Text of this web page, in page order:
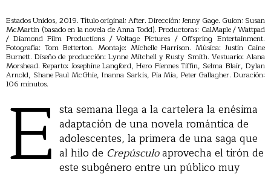
Estados Unidos, 2019. Título original: After. Dirección: Jenny Gage. Guion: Susan
McMartin (basado en la novela de Anna Todd). Productoras: CalMaple / Wattpad
/ Diamond Film Productions / Voltage Pictures / Offspring Entertainment.
Fotografía: Tom Betterton. Montaje: Michelle Harrison. Música: Justin Caine
Burnett. Diseño de producción: Lynne Mitchell y Rusty Smith. Vestuario: Alana
Morshead. Reparto: Josephine Langford, Hero Fiennes Tiffin, Selma Blair, Dylan
Arnold, Shane Paul McGhie, Inanna Sarkis, Pia Mia, Peter Gallagher. Duración:
106 minutos.
E sta semana llega a la cartelera la enésima
adaptación de una novela romántica de
adolescentes, la primera de una saga que
al hilo de Crepúsculoaprovecha el tirón de
este subgénero entre un público muy